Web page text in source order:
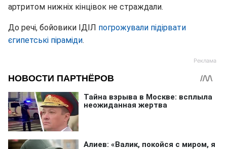
артритом нижніх кінцівок не страждали.
До речі, бойовики ІДІЛ погрожували підірвати
єгипетські піраміди.